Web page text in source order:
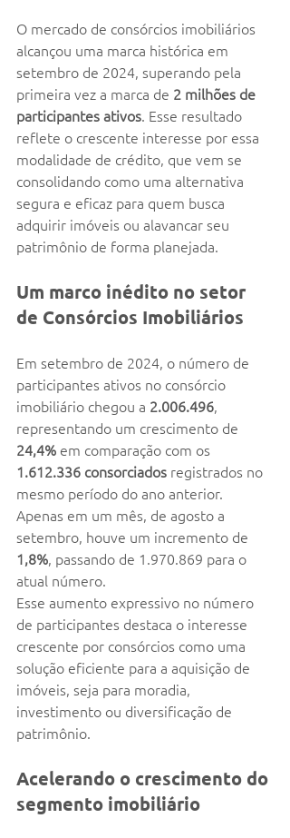
O mercado de consórcios imobiliários
alcançou uma marca histórica em
setembro de 2024, superando pela
primeira vez a marca de 2 milhões de
participantes ativos. Esse resultado
reflete o crescente interesse por essa
modalidade de crédito, que vem se
consolidando como uma alternativa
segura e eficaz para quem busca
adquirir imóveis ou alavancar seu
patrimônio de forma planejada.
Um marco inédito no setor
de Consórcios Imobiliários
Em setembro de 2024, o número de
participantes ativos no consórcio
imobiliário chegou a 2.006.496,
representando um crescimento de
24,4% em comparação com os
1.612.336 consorciados registrados no
mesmo período do ano anterior.
Apenas em um mês, de agosto a
setembro, houve um incremento de
1,8%, passando de 1.970.869 para o
atual número.
Esse aumento expressivo no número
de participantes destaca o interesse
crescente por consórcios como uma
solução eficiente para a aquisição de
imóveis, seja para moradia,
investimento ou diversificação de
patrimônio.
Acelerando o crescimento do
segmento imobiliário